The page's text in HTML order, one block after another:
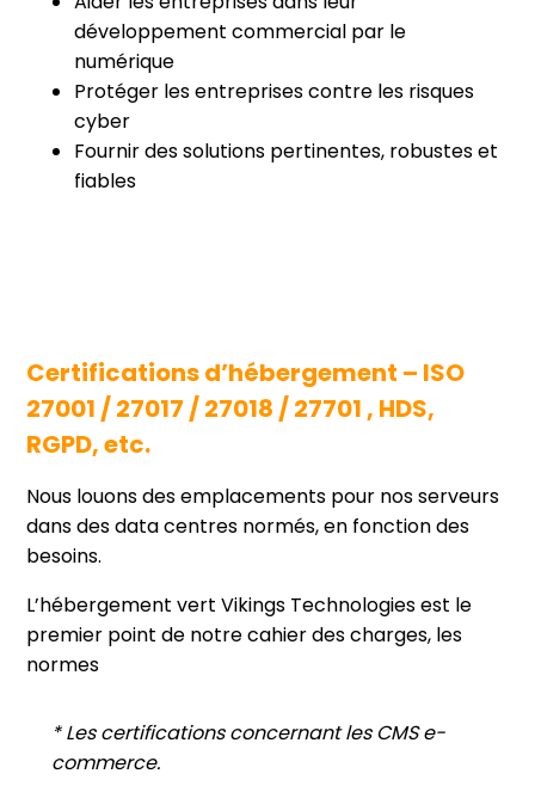
développement commercial par le
numérique
Protéger les entreprises contre les risques
cyber
Fournir des solutions pertinentes, robustes et
fiables
Certifications d’hébergement – ISO
27001 / 27017 / 27018 / 27701 , HDS,
RGPD, etc.
Nous louons des emplacements pour nos serveurs
dans des data centres normés, en fonction des
besoins.
L’hébergement vert Vikings Technologies est le
premier point de notre cahier des charges, les
normes
* Les certifications concernant les CMS e-
commerce.